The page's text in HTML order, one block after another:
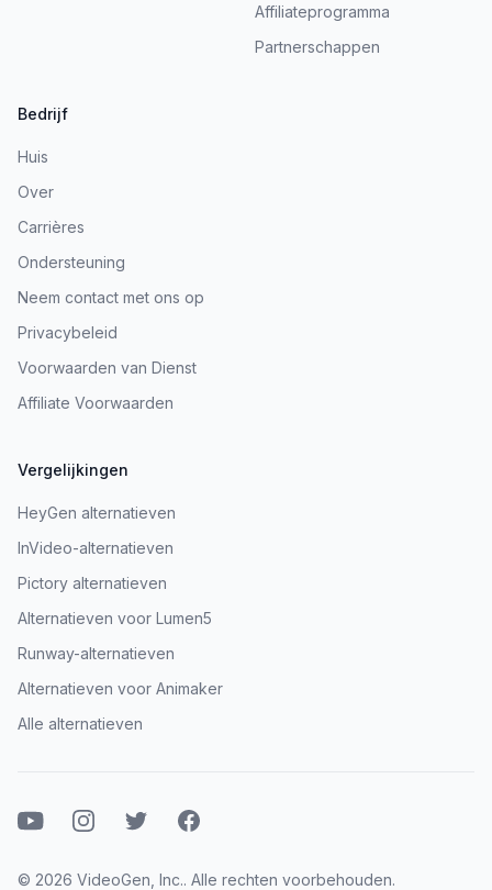
Affiliateprogramma
Partnerschappen
Bedrijf
Huis
Over
Carrières
Ondersteuning
Neem contact met ons op
Privacybeleid
Voorwaarden van Dienst
Affiliate Voorwaarden
Vergelijkingen
HeyGen alternatieven
InVideo-alternatieven
Pictory alternatieven
Alternatieven voor Lumen5
Runway-alternatieven
Alternatieven voor Animaker
Alle alternatieven
YoutubeInstagramTwitterFacebook
© 2026 VideoGen, Inc.. Alle rechten voorbehouden.